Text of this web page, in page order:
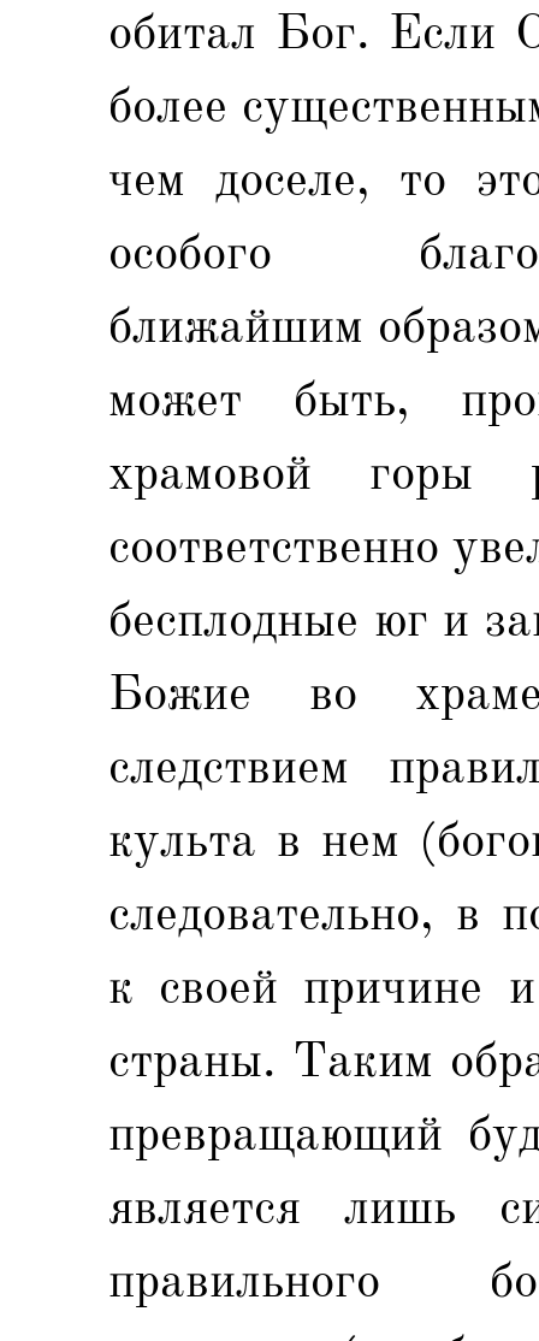
обитал Бог. Если
более
чем доселе, то
особого
ближайшим
может быть,
храмовой
соответственно
бесплодные юг и
Божие во
следствием
культа в нем
следовательно, в
к своей причине и
страны. Таким
превращающий
является лишь
правильного